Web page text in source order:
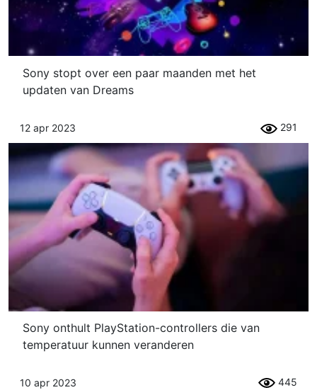
Sony stopt over een paar maanden met het
updaten van Dreams
12 apr 2023 291
Sony onthult PlayStation-controllers die van
temperatuur kunnen veranderen
10 apr 2023 445